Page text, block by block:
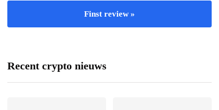
Finst review »
Recent crypto nieuws